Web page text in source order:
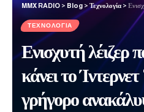
MMX RADIO > Blog >Τεχνολογία > Ενισχυτή
ΤΕΧΝΟΛΟΓΊΑ
Ενισχυτή λέιζερ
κάνει το
γρήγορο